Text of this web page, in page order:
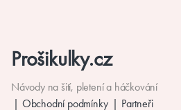
Prošikulky.cz
Návody na šití, pletení a háčkování
Obchodní podmínky
Partneři